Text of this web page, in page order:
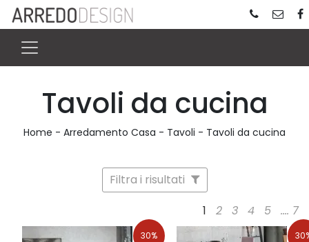
Tavoli da cucina
Home - Arredamento Casa - Tavoli - Tavoli da cucina
Filtra i risultati
1
2 3 4 5 .... 7
30%